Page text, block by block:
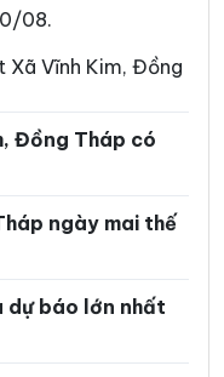
Bình
Khánh
Tiên
Hiệp
Thiện
Tịnh An
08.
Xã Vĩnh Kim, Đồng
Đồng Tháp có
ngày mai thế
dự báo lớn nhất